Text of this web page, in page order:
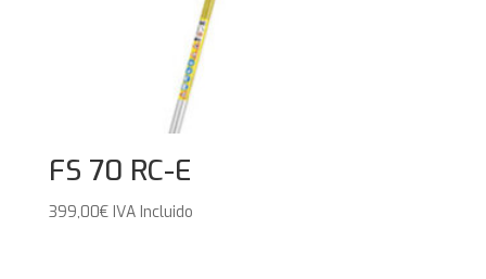
FS 70 RC-E
399,00€ IVA Incluido